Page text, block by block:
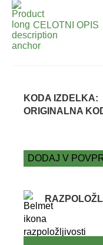
CELOTNI OPIS
KODA IZDELKA:
ORIGINALNA
DODAJ V